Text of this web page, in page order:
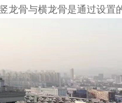
骨与横龙骨是通过设置